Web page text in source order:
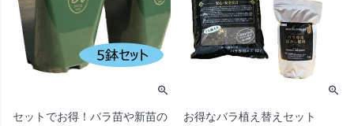
セットでお得！バラ苗や新苗の
お得なバラ植え替えセット